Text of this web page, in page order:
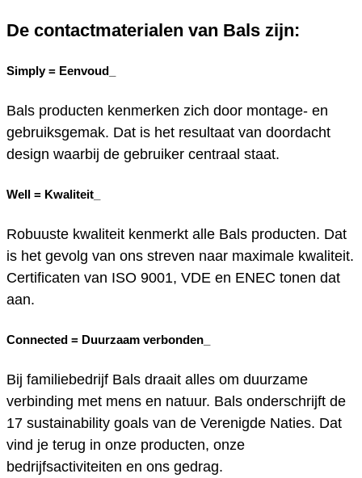
De contactmaterialen van Bals zijn:
Simply = Eenvoud_
Bals producten kenmerken zich door montage- en
gebruiksgemak. Dat is het resultaat van doordacht
design waarbij de gebruiker centraal staat.
Well = Kwaliteit_
Robuuste kwaliteit kenmerkt alle Bals producten. Dat
is het gevolg van ons streven naar maximale kwaliteit.
Certificaten van ISO 9001, VDE en ENEC tonen dat
aan.
Connected = Duurzaam verbonden_
Bij familiebedrijf Bals draait alles om duurzame
verbinding met mens en natuur. Bals onderschrijft de
17 sustainability goals van de Verenigde Naties. Dat
vind je terug in onze producten, onze
bedrijfsactiviteiten en ons gedrag.